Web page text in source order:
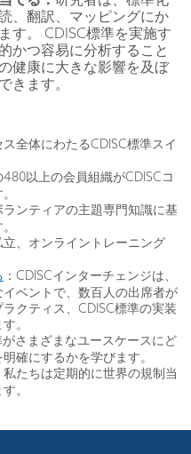
、翻訳、マッピングにか
す。 CDISC標準を実施す
かつ容易に分析すること
健康に大きな影響を及ぼ
きます。
ス全体にわたるCDISC標準スイ
480以上の会員組織がCDISCコ
ランティアの主題専門知識に基
立、オンライントレーニング
：CDISCインターチェンジは、
ベントで、数百人の出席者が
クティス、CDISC標準の実装
。
がさまざまなユースケースにど
確にするかを学びます。
私たちは定期的に世界の規制当
。